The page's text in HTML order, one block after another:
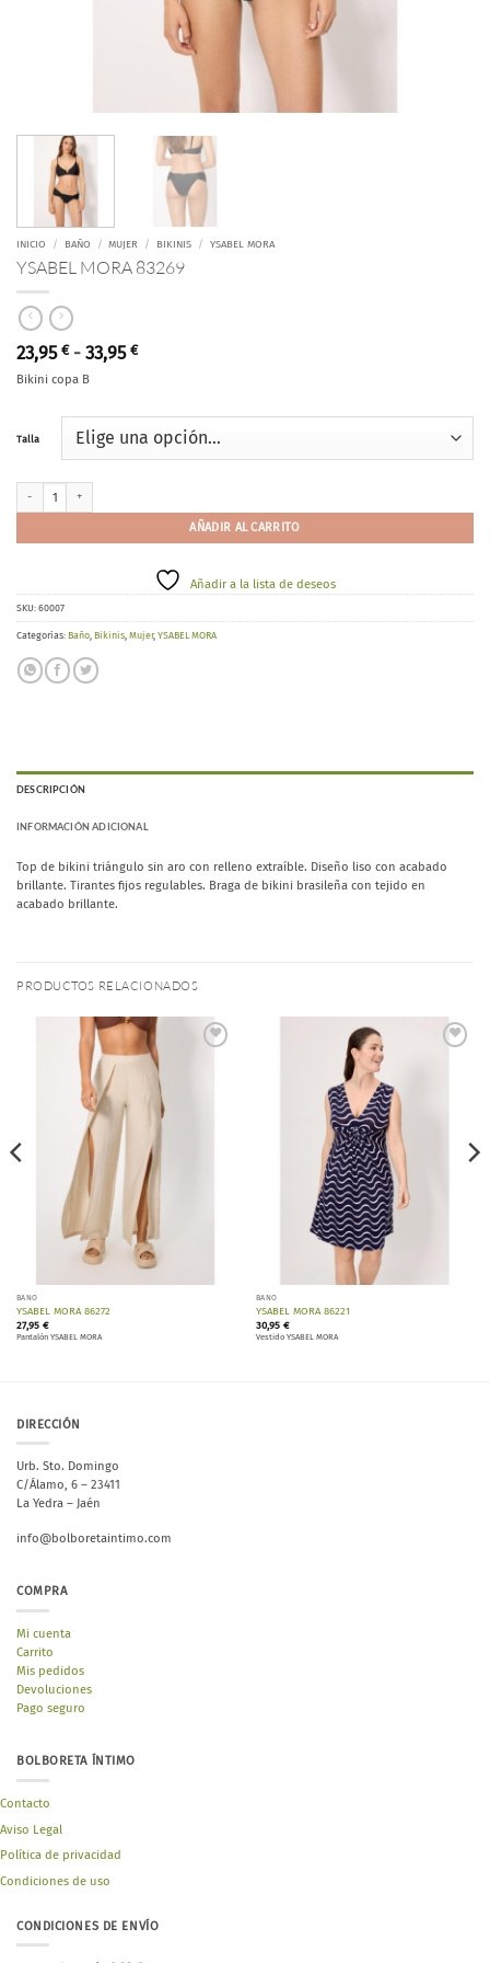
INICIO / BAÑO / MUJER / BIKINIS / YSABEL MORA
YSABEL MORA 83269
23,95 € - 33,95 €Rango
23,95 €
hasta
33,95 €
Bikini copa B
Talla
AÑADIR AL CARRITO
Añadir a la lista de deseos
SKU: 60007
Categorías: Baño Bikinis Mujer, YSABEL MORA
DESCRIPCIÓN
INFORMACIÓN ADICIONAL
Top de bikini triángulo sin aro con relleno extraíble. Diseño liso con acabado
brillante. Tirantes fijos regulables. Braga de bikini brasileña con tejido en
acabado brillante.
PRODUCTOS RELACIONADOS
BAÑO
YSABEL MORA 86272
27,95 €
Pantalón YSABEL MORA
BAÑO
YSABEL MORA 86221
30,95 €
Vestido YSABEL MORA
DIRECCIÓN
Urb. Sto. Domingo
C/Álamo, 6 – 23411
La Yedra – Jaén
info@bolboretaintimo.com
COMPRA
Mi cuenta
Carrito
Mis pedidos
Devoluciones
Pago seguro
BOLBORETA ÍNTIMO
Contacto
Aviso Legal
Política de privacidad
Condiciones de uso
CONDICIONES DE ENVÍO